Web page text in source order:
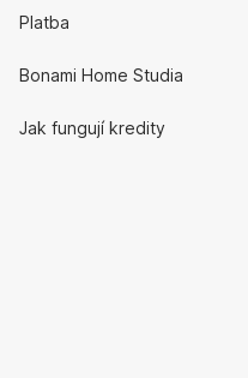
Platba
Bonami Home Studia
Jak fungují kredity